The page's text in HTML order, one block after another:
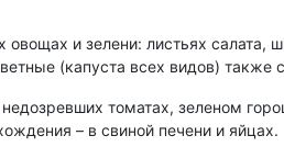
овощах и зелени: листьях
(капуста всех видов) также
томатах, зеленом
– в свиной печени и яйцах.